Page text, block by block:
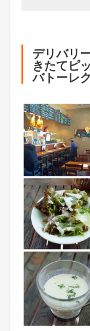
デリバリ
きたてピ
バトーレ